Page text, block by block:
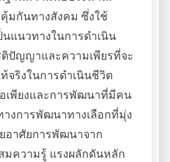
มกันทางสังคม ซึ่งใช้
แนวทางในการดำเนิน
ปัญญาและความเพียรที่จะ
จริงในการดำเนินชีวิต
อเพียงและการพัฒนาที่มีคน
างการพัฒนาทางเลือกที่มุ่ง
อาศัยการพัฒนาจาก
มความรู้ แรงผลักดันหลัก